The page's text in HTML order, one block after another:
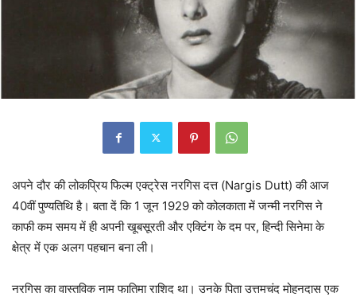
अपने दौर की लोकप्रिय फिल्म एक्ट्रेस नरगिस दत्त (Nargis Dutt) की आज
40वीं पुण्यतिथि है। बता दें कि 1 जून 1929 को कोलकाता में जन्मी नरगिस ने
काफी कम समय में ही अपनी खूबसूरती और एक्टिंग के दम पर, हिन्दी सिनेमा के
क्षेत्र में एक अलग पहचान बना ली।
नरगिस का वास्तविक नाम फातिमा राशिद था। उनके पिता उत्तमचंद मोहनदास एक